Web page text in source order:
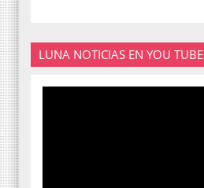
LUNA NOTICIAS EN YOU TUBE